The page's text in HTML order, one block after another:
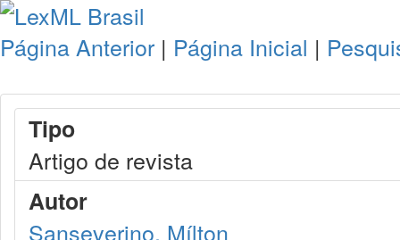
Página Anterior | Página Inicial |
Tipo
Artigo de revista
Autor
Sanseverino, Mílton